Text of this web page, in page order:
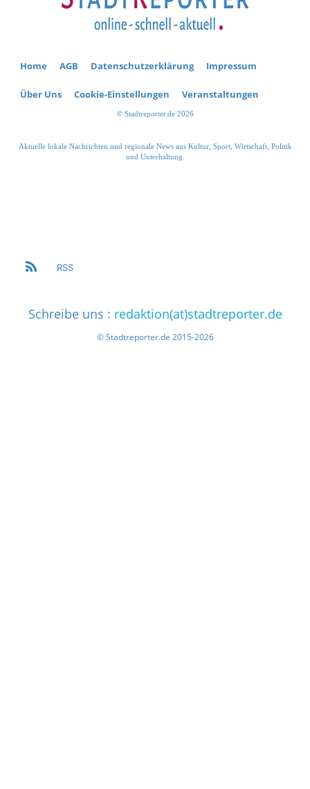
Home AGB Datenschutzerklärung Impressum
Über Uns Cookie-Einstellungen Veranstaltungen
© Stadtreporter.de 2026
Aktuelle lokale Nachrichten und regionale News aus Kultur, Sport, Wirtschaft, Politik
und Unterhaltung.
RSS
Schreibe uns : redaktion(at)stadtreporter.de
© Stadtreporter.de 2015-2026